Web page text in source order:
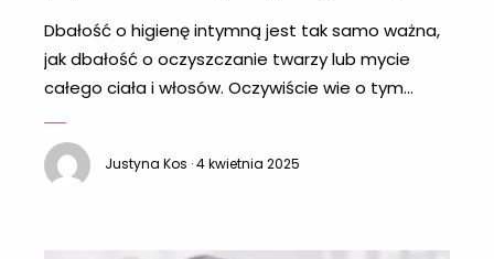
Dbałość o higienę intymną jest tak samo ważna,
jak dbałość o oczyszczanie twarzy lub mycie
całego ciała i włosów. Oczywiście wie o tym
ostatnich latach na rynku pojawiło się wiele
różnego rodzaju płynów do higieny intymnej.
Justyna Kos · 4 kwietnia 2025